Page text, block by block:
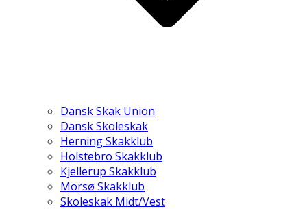
Dansk Skak Union
Dansk Skoleskak
Herning Skakklub
Holstebro Skakklub
Kjellerup Skakklub
Morsø Skakklub
Skoleskak Midt/Vest